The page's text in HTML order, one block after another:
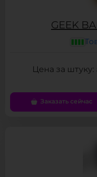
GEEK
Заказать сейчас